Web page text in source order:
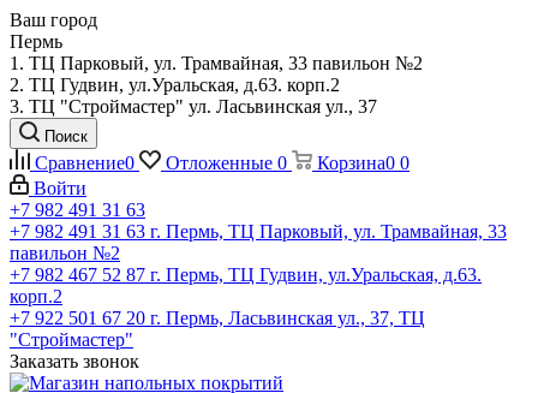
Ваш город
Пермь
1. ТЦ Парковый, ул. Трамвайная, 33 павильон №2
2. ТЦ Гудвин, ул.Уральская, д.63. корп.2
3. ТЦ "Строймастер" ул. Ласьвинская ул., 37
Поиск
Сравнение0 Отложенные 0 Корзина0 0
Войти
+7 982 491 31 63
+7 982 491 31 63 г. Пермь, ТЦ Парковый, ул. Трамвайная, 33
павильон №2
+7 982 467 52 87 г. Пермь, ТЦ Гудвин, ул.Уральская, д.63.
корп.2
+7 922 501 67 20 г. Пермь, Ласьвинская ул., 37, ТЦ
"Строймастер"
Заказать звонок